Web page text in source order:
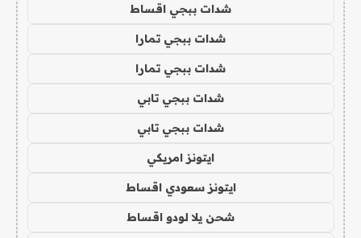
شدات ببجي اقساط
شدات ببجي تمارا
شدات ببجي تمارا
شدات ببجي تابي
شدات ببجي تابي
ايتونز امريكي
ايتونز سعودي اقساط
شحن يلا لودو اقساط